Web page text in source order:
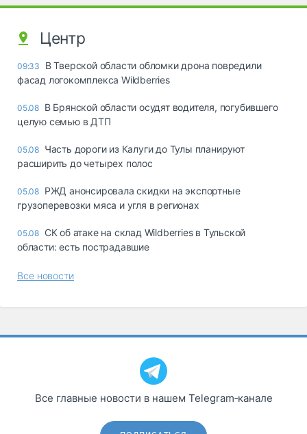
Центр
09:33
В Тверской области обломки дрона повредили
фасад логокомплекса Wildberries
05.08 В Брянской области осудят водителя, погубившего
целую семью в ДТП
05.08 Часть дороги из Калуги до Тулы планируют
расширить до четырех полос
05.08 РЖД анонсировала скидки на экспортные
грузоперевозки мяса и угля в регионах
05.08 СК об атаке на склад Wildberries в Тульской
области: есть пострадавшие
Все новости
Все главные новости в нашем Telegram‑канале